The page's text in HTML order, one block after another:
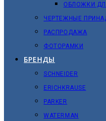
ОБЛОЖКИ
ЧЕРТЕЖНЫЕ
РАСПРОДАЖА
ФОТОРАМКИ
БРЕНДЫ
SCHNEIDER
ERICHKRAUSE
PARKER
WATERMAN